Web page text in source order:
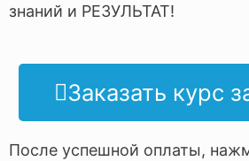
знаний и РЕЗУЛЬТАТ!
Заказать курс
После успешной оплаты,